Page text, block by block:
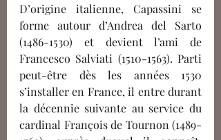
D’origine italienne, Capassini se
forme autour d’Andrea del Sarto
(1486-1530) et devient l’ami de
Francesco Salviati (1510-1563). Parti
peut-être dès les années 1530
s’installer en France, il entre durant
la décennie suivante au service du
cardinal François de Tournon (1489-